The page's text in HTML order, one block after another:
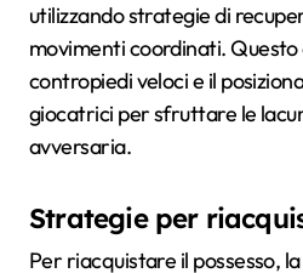
utilizzando strategie di
movimenti coordinati.
contropiedi veloci e il
giocatrici per sfruttare le
avversaria.
Strategie per
Per riacquistare il possesso,